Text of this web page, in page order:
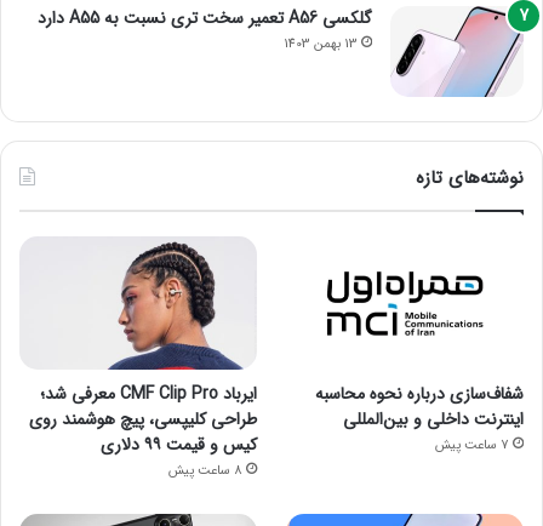
گلکسی A56 تعمیر سخت تری نسبت به A55 دارد
13 بهمن 1403
نوشته‌های تازه
شفاف‌سازی درباره نحوه محاسبه
اینترنت داخلی و بین‌المللی
7 ساعت پیش
ایرباد CMF Clip Pro معرفی شد؛
طراحی کلیپسی، پیچ هوشمند روی
کیس و قیمت ۹۹ دلاری
8 ساعت پیش